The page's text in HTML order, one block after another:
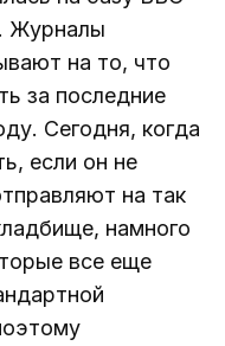
Журналы
на то, что
за последние
Сегодня, когда
если он не
на так
намного
все еще